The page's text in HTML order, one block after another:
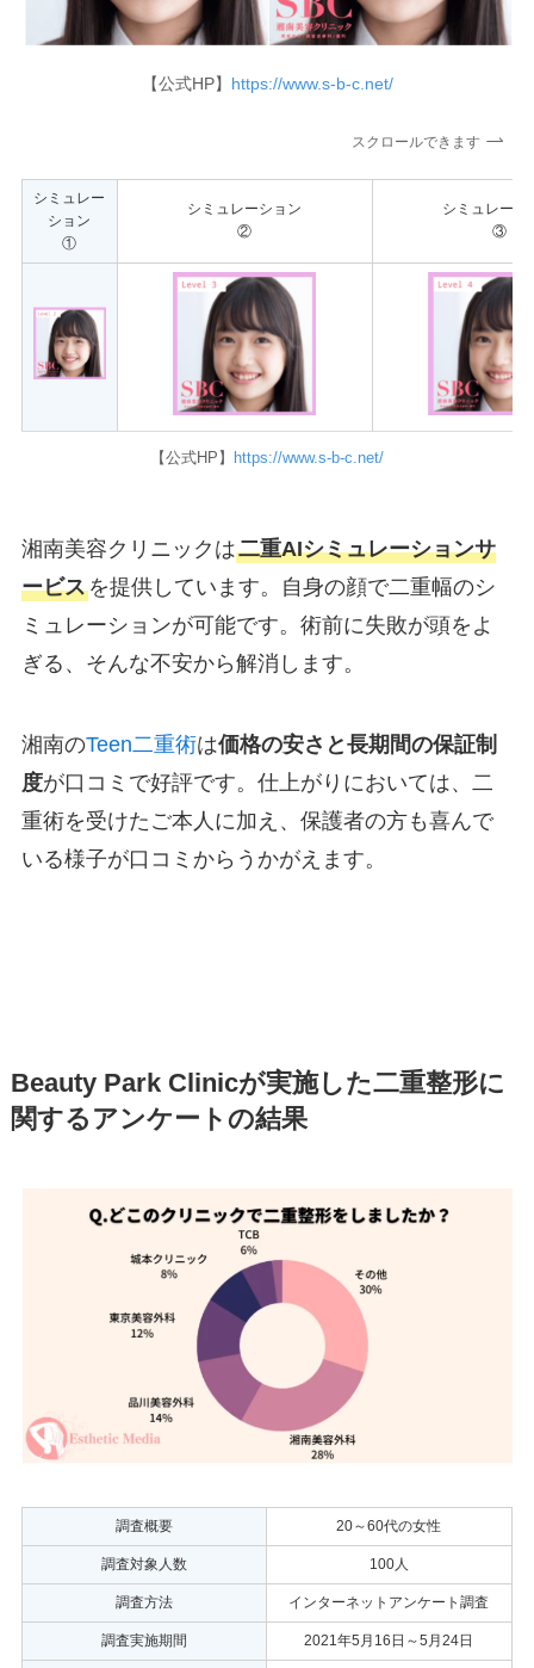
【公式HP】 https://www.s-b-c.net/
スクロールできます
シミュレー
ション
①
シミュレーション
②
シミュレーシ
③
【公式HP】 https://www.s-b-c.net/
湘南美容クリニックは二重AIシミュレーションサ
ービスを提供しています。自身の顔で二重幅のシ
ミュレーションが可能です。術前に失敗が頭をよ
ぎる、そんな不安から解消します。
湘南のTeen二重術は価格の安さと長期間の保証制
度が口コミで好評です。仕上がりにおいては、二
重術を受けたご本人に加え、保護者の方も喜んで
いる様子が口コミからうかがえます。
Beauty Park Clinicが実施した二重整形に
関するアンケートの結果
調査概要 20～60代の女性
調査対象人数 100人
調査方法 インターネットアンケート調査
調査実施期間 2021年5月16日～5月24日